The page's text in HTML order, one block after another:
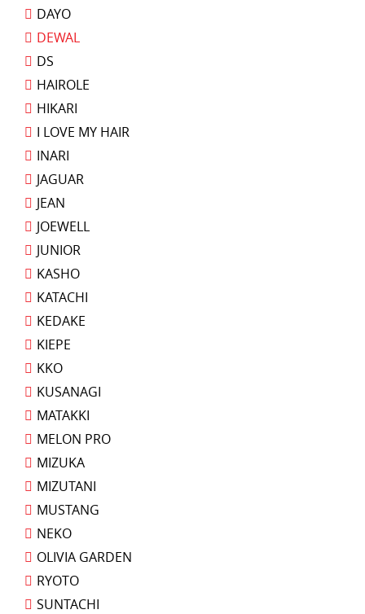
DAYO
DEWAL
DS
HAIROLE
HIKARI
I LOVE MY HAIR
INARI
JAGUAR
JEAN
JOEWELL
JUNIOR
KASHO
KATACHI
KEDAKE
KIEPE
KKO
KUSANAGI
MATAKKI
MELON PRO
MIZUKA
MIZUTANI
MUSTANG
NEKO
OLIVIA GARDEN
RYOTO
SUNTACHI